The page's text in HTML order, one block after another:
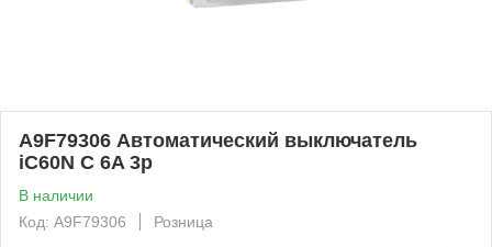
A9F79306 Автоматический выключатель
iC60N C 6A 3p
В наличии
Код: A9F79306
Розница